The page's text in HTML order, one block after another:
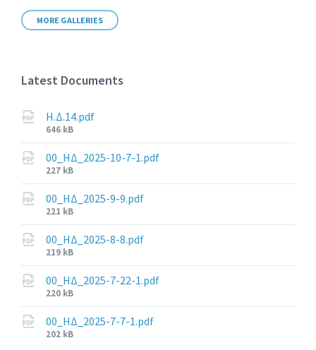
MORE GALLERIES
Latest Documents
Η.Δ.14.pdf
File
size:
646 kB
00_ΗΔ_2025-10-7-1.pdf
File
size:
227 kB
00_ΗΔ_2025-9-9.pdf
File
size:
221 kB
00_ΗΔ_2025-8-8.pdf
File
size:
219 kB
00_ΗΔ_2025-7-22-1.pdf
File
size:
220 kB
00_ΗΔ_2025-7-7-1.pdf
File
202 kB